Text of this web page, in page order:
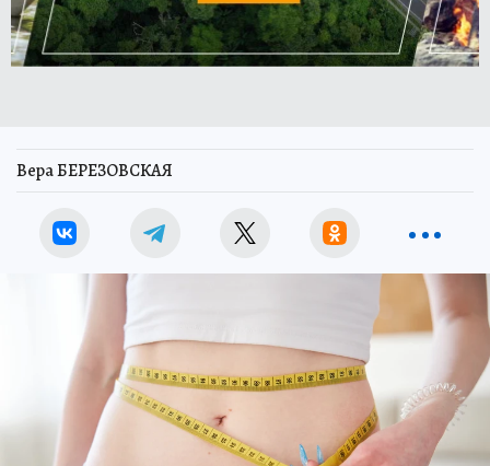
Вера БЕРЕЗОВСКАЯ